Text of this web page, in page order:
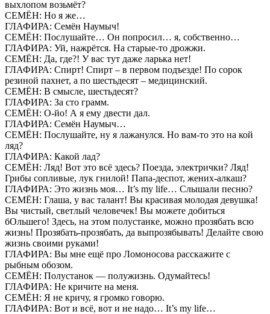
выхлопом возьмёт?
СЕМЁН: Но я же…
ГЛАФИРА: Семён Наумыч!
СЕМЁН: Послушайте… Он попросил… я, собственно…
ГЛАФИРА: Уй, нажрётся. На старые-то дрожжи.
СЕМЁН: Да, где?! У вас тут даже ларька нет!
ГЛАФИРА: Спирт! Спирт – в первом подъезде! По сорок
резиной пахнет, а по шестьдесят – медицинский.
СЕМЁН: В смысле, шестьдесят?
ГЛАФИРА: За сто грамм.
СЕМЁН: О-йо! А я ему двести дал.
ГЛАФИРА: Семён Наумыч…
СЕМЁН: Послушайте, ну я лажанулся. Но вам-то это на кой
ляд?
ГЛАФИРА: Какой лад?
СЕМЁН: Ляд! Вот это всё здесь? Поезда, электрички? Ляд!
Грибы сопливые, лук гнилой! Папа-деспот, жених-алкаш?
ГЛАФИРА: Это жизнь моя… It’s my life… Слышали песню?
СЕМЁН: Глаша, у вас талант! Вы красивая молодая девушка!
Вы чистый, светлый человечек! Вы можете добиться
бОльшего! Здесь, на этом полустанке, можно прозябать всю
жизнь! Прозябать-прозябать, да выпрозябывать! Делайте свою
жизнь своими руками!
ГЛАФИРА: Вы мне ещё про Ломоносова расскажите с
рыбным обозом.
СЕМЁН: Полустанок — полужизнь. Одумайтесь!
ГЛАФИРА: Не кричите на меня.
СЕМЁН: Я не кричу, я громко говорю.
ГЛАФИРА: Вот и всё, вот и не надо… It’s my life…